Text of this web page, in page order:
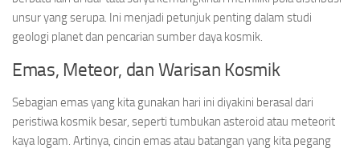
unsur yang serupa. Ini menjadi petunjuk penting dalam studi
geologi planet dan pencarian sumber daya kosmik.
Emas, Meteor, dan Warisan Kosmik
Sebagian emas yang kita gunakan hari ini diyakini berasal dari
peristiwa kosmik besar, seperti tumbukan asteroid atau meteorit
kaya logam. Artinya, cincin emas atau batangan yang kita pegang